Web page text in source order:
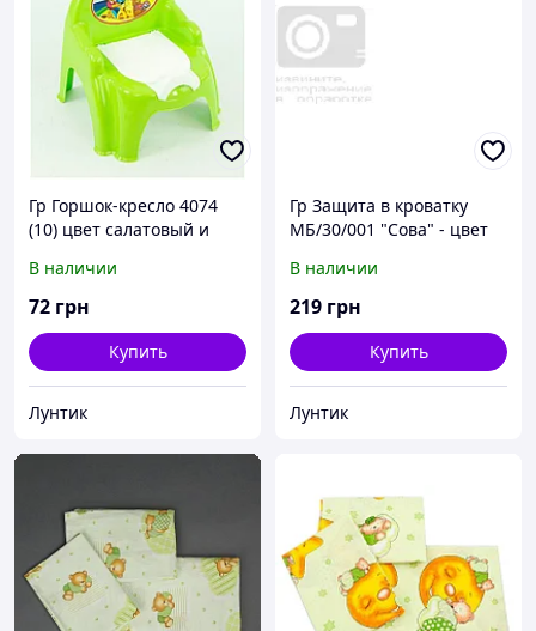
Гр Горшок-кресло 4074
(10) цвет салатовый и
В наличии
72 грн
Купить
Лунтик
Гр Защита в кроватку
МБ/30/001 "Сова" - цвет
В наличии
219 грн
Купить
Лунтик